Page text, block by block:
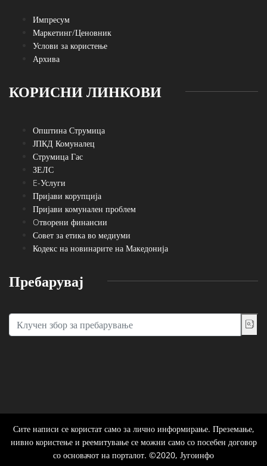
Импресум
Маркетинг/Ценовник
Услови за користење
Архива
КОРИСНИ ЛИНКОВИ
Општина Струмица
ЈПКД Комуналец
Струмица Гас
ЗЕЛС
E-Услуги
Пријави корупција
Пријави комунален проблем
Oтворени финансии
Совет за етика во медиуми
Кодекс на новинарите на Македонија
Пребарувај
Сите написи се користат само за лично информирање. Преземање,
нивно користење и реемитување се можни само со посебен договор
со основачот на порталот. ©2020, Југоинфо